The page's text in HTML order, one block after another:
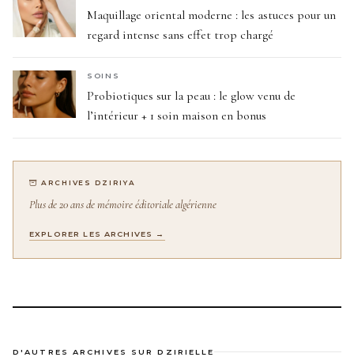
Maquillage oriental moderne : les astuces pour un
regard intense sans effet trop chargé
SOINS
Probiotiques sur la peau : le glow venu de
l’intérieur + 1 soin maison en bonus
ARCHIVES DZIRIYA
Plus de 20 ans de mémoire éditoriale algérienne
EXPLORER LES ARCHIVES →
D'AUTRES ARCHIVES SUR DZIRIELLE